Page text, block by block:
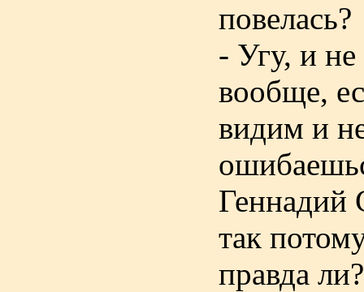
повелась?
- Угу, и
вообще,
видим и
Геннадий
так
правда